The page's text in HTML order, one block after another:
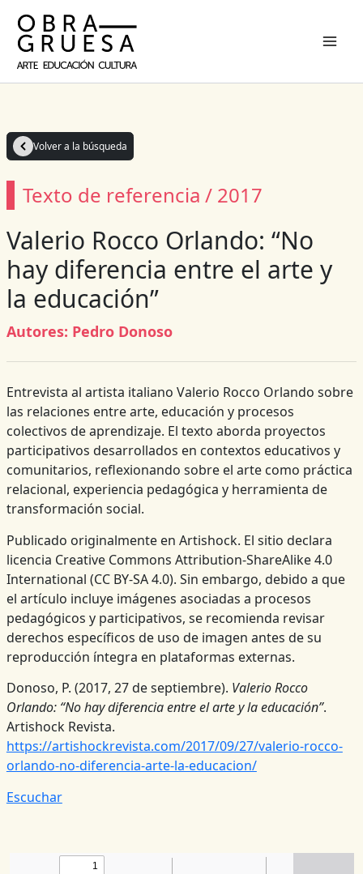
contenido
Volver a la búsqueda
Texto de referencia / 2017
Valerio Rocco Orlando: “No
hay diferencia entre el arte y
la educación”
Autores: Pedro Donoso
Entrevista al artista italiano Valerio Rocco Orlando sobre
las relaciones entre arte, educación y procesos
colectivos de aprendizaje. El texto aborda proyectos
participativos desarrollados en contextos educativos y
comunitarios, reflexionando sobre el arte como práctica
relacional, experiencia pedagógica y herramienta de
transformación social.
Publicado originalmente en Artishock. El sitio declara
licencia Creative Commons Attribution-ShareAlike 4.0
International (CC BY-SA 4.0). Sin embargo, debido a que
el artículo incluye imágenes asociadas a procesos
pedagógicos y participativos, se recomienda revisar
derechos específicos de uso de imagen antes de su
reproducción íntegra en plataformas externas.
Donoso, P. (2017, 27 de septiembre). Valerio Rocco
Orlando: “No hay diferencia entre el arte y la educación”.
Artishock Revista.
https://artishockrevista.com/2017/09/27/valerio-rocco-
orlando-no-diferencia-arte-la-educacion/
Escuchar